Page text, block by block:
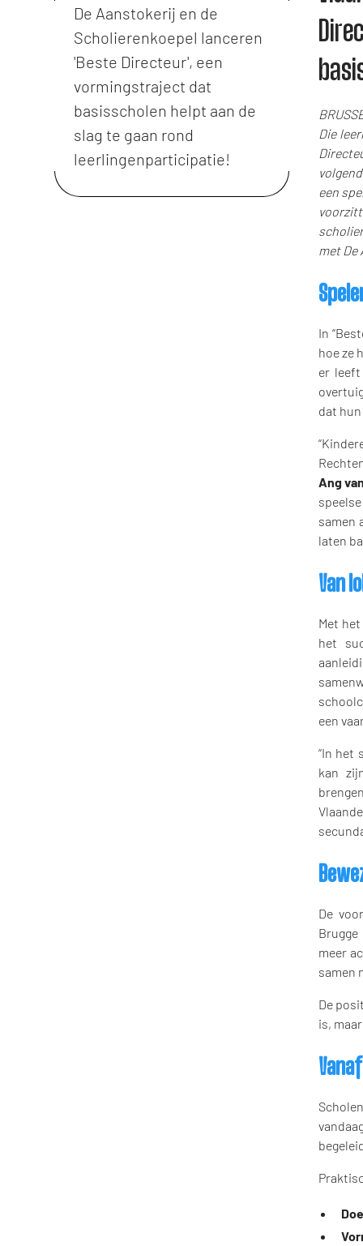
De Aanstokerij en de
Scholierenkoepel lanceren
'Beste Directeur', een
vormingstraject dat
basisscholen helpt aan de
slag te gaan rond
leerlingenparticipatie!
Die
een
met De
In
hoe ze
er leeft
dat
Ang
samen
laten
Van
Met
het
een
“In het
kan
De
meer
samen
De
is,